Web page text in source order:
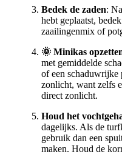
Bedek de zaden:
hebt geplaatst,
zaailingenmix of
🌞 Minikas
met gemiddelde
of een
zonlicht, want zelfs
direct zonlicht.
Houd het
dagelijks. Als de
gebruik dan een
maken. Houd de